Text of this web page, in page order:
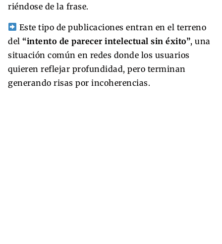
riéndose de la frase.
Este tipo de publicaciones entran en el terreno
del “intento de parecer intelectual sin éxito”, una
situación común en redes donde los usuarios
quieren reflejar profundidad, pero terminan
generando risas por incoherencias.